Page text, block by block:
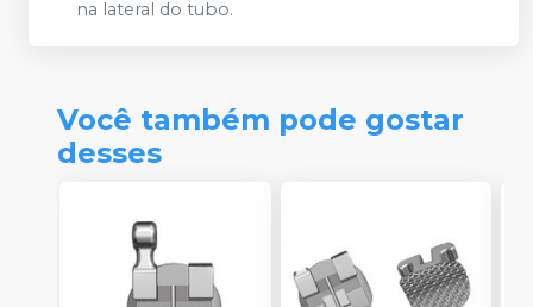
na lateral do tubo.
Você também pode gostar
desses